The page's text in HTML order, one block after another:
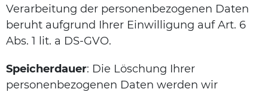
Verarbeitung der personenbezogenen Daten
beruht aufgrund Ihrer Einwilligung auf Art. 6
Abs. 1 lit. a DS-GVO.
Speicherdauer: Die Löschung Ihrer
personenbezogenen Daten werden wir